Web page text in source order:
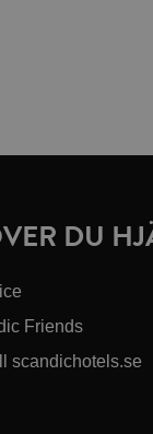
DU
Friends
scandichotels.se